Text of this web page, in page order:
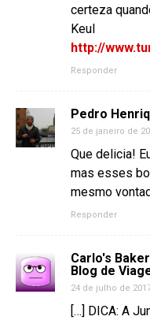
certeza
Keul
http://
Responder
Pedro
25 de janeiro de
Que delicia!
mas esses
mesmo
Responder
Carlo's
Blog de
24 de julho de
[…] DICA: A